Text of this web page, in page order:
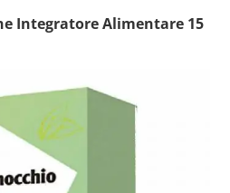
Integratore Alimentare 15